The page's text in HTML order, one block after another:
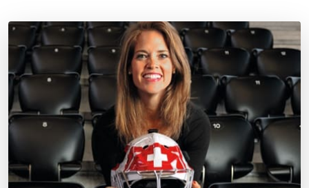
JETZT SUCHEN